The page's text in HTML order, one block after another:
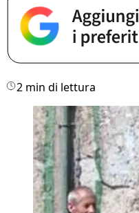
2 min di lettura